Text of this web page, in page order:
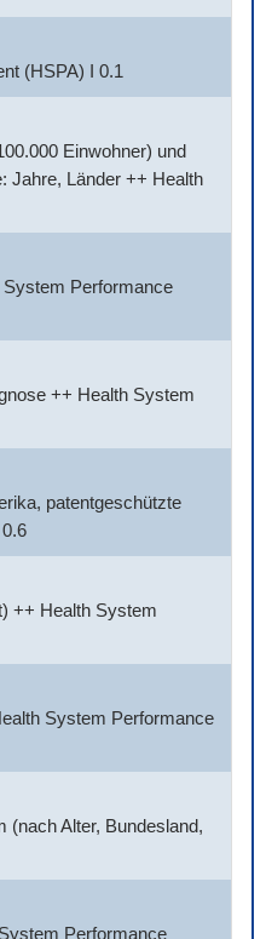
(HSPA) I 0.1
Einwohner) und
Jahre, Länder ++ Health
Performance
++ Health System
patentgeschützte
++ Health System
System Performance
(nach Alter, Bundesland,
Performance